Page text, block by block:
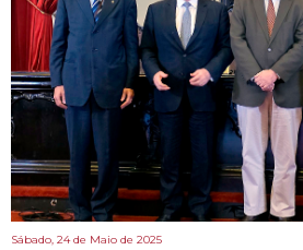
Sábado, 24 de Maio de 2025